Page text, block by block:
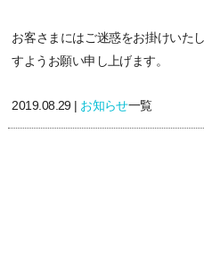
お客さまにはご迷惑をお掛けいた
すようお願い申し上げます。
2019.08.29 | お知らせ一覧